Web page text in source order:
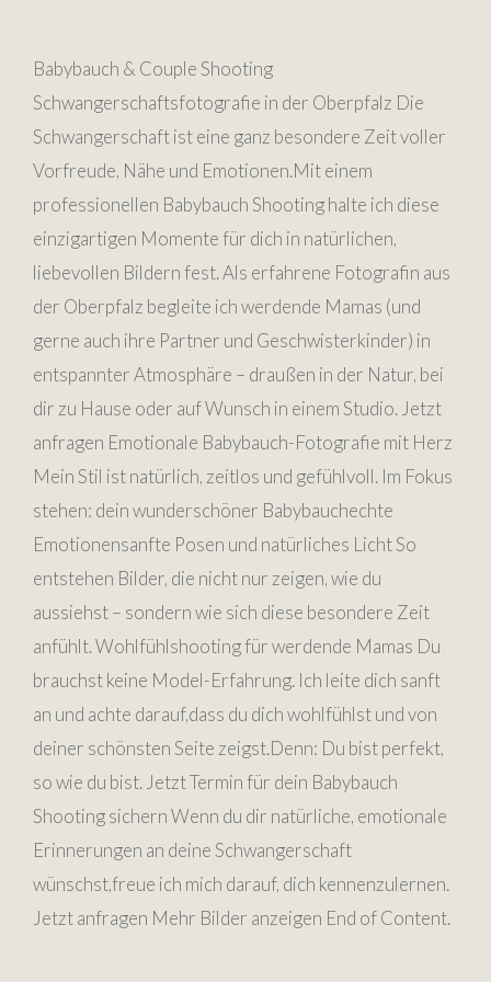
Babybauch & Couple Shooting
Schwangerschaftsfotografie in der Oberpfalz Die
Schwangerschaft ist eine ganz besondere Zeit voller
Vorfreude, Nähe und Emotionen.Mit einem
professionellen Babybauch Shooting halte ich diese
einzigartigen Momente für dich in natürlichen,
liebevollen Bildern fest. Als erfahrene Fotografin aus
der Oberpfalz begleite ich werdende Mamas (und
gerne auch ihre Partner und Geschwisterkinder) in
entspannter Atmosphäre – draußen in der Natur, bei
dir zu Hause oder auf Wunsch in einem Studio. Jetzt
anfragen Emotionale Babybauch-Fotografie mit Herz
Mein Stil ist natürlich, zeitlos und gefühlvoll. Im Fokus
stehen: dein wunderschöner Babybauchechte
Emotionensanfte Posen und natürliches Licht So
entstehen Bilder, die nicht nur zeigen, wie du
aussiehst – sondern wie sich diese besondere Zeit
anfühlt. Wohlfühlshooting für werdende Mamas Du
brauchst keine Model-Erfahrung. Ich leite dich sanft
an und achte darauf,dass du dich wohlfühlst und von
deiner schönsten Seite zeigst.Denn: Du bist perfekt,
so wie du bist. Jetzt Termin für dein Babybauch
Shooting sichern Wenn du dir natürliche, emotionale
Erinnerungen an deine Schwangerschaft
wünschst,freue ich mich darauf, dich kennenzulernen.
Jetzt anfragen Mehr Bilder anzeigen End of Content.